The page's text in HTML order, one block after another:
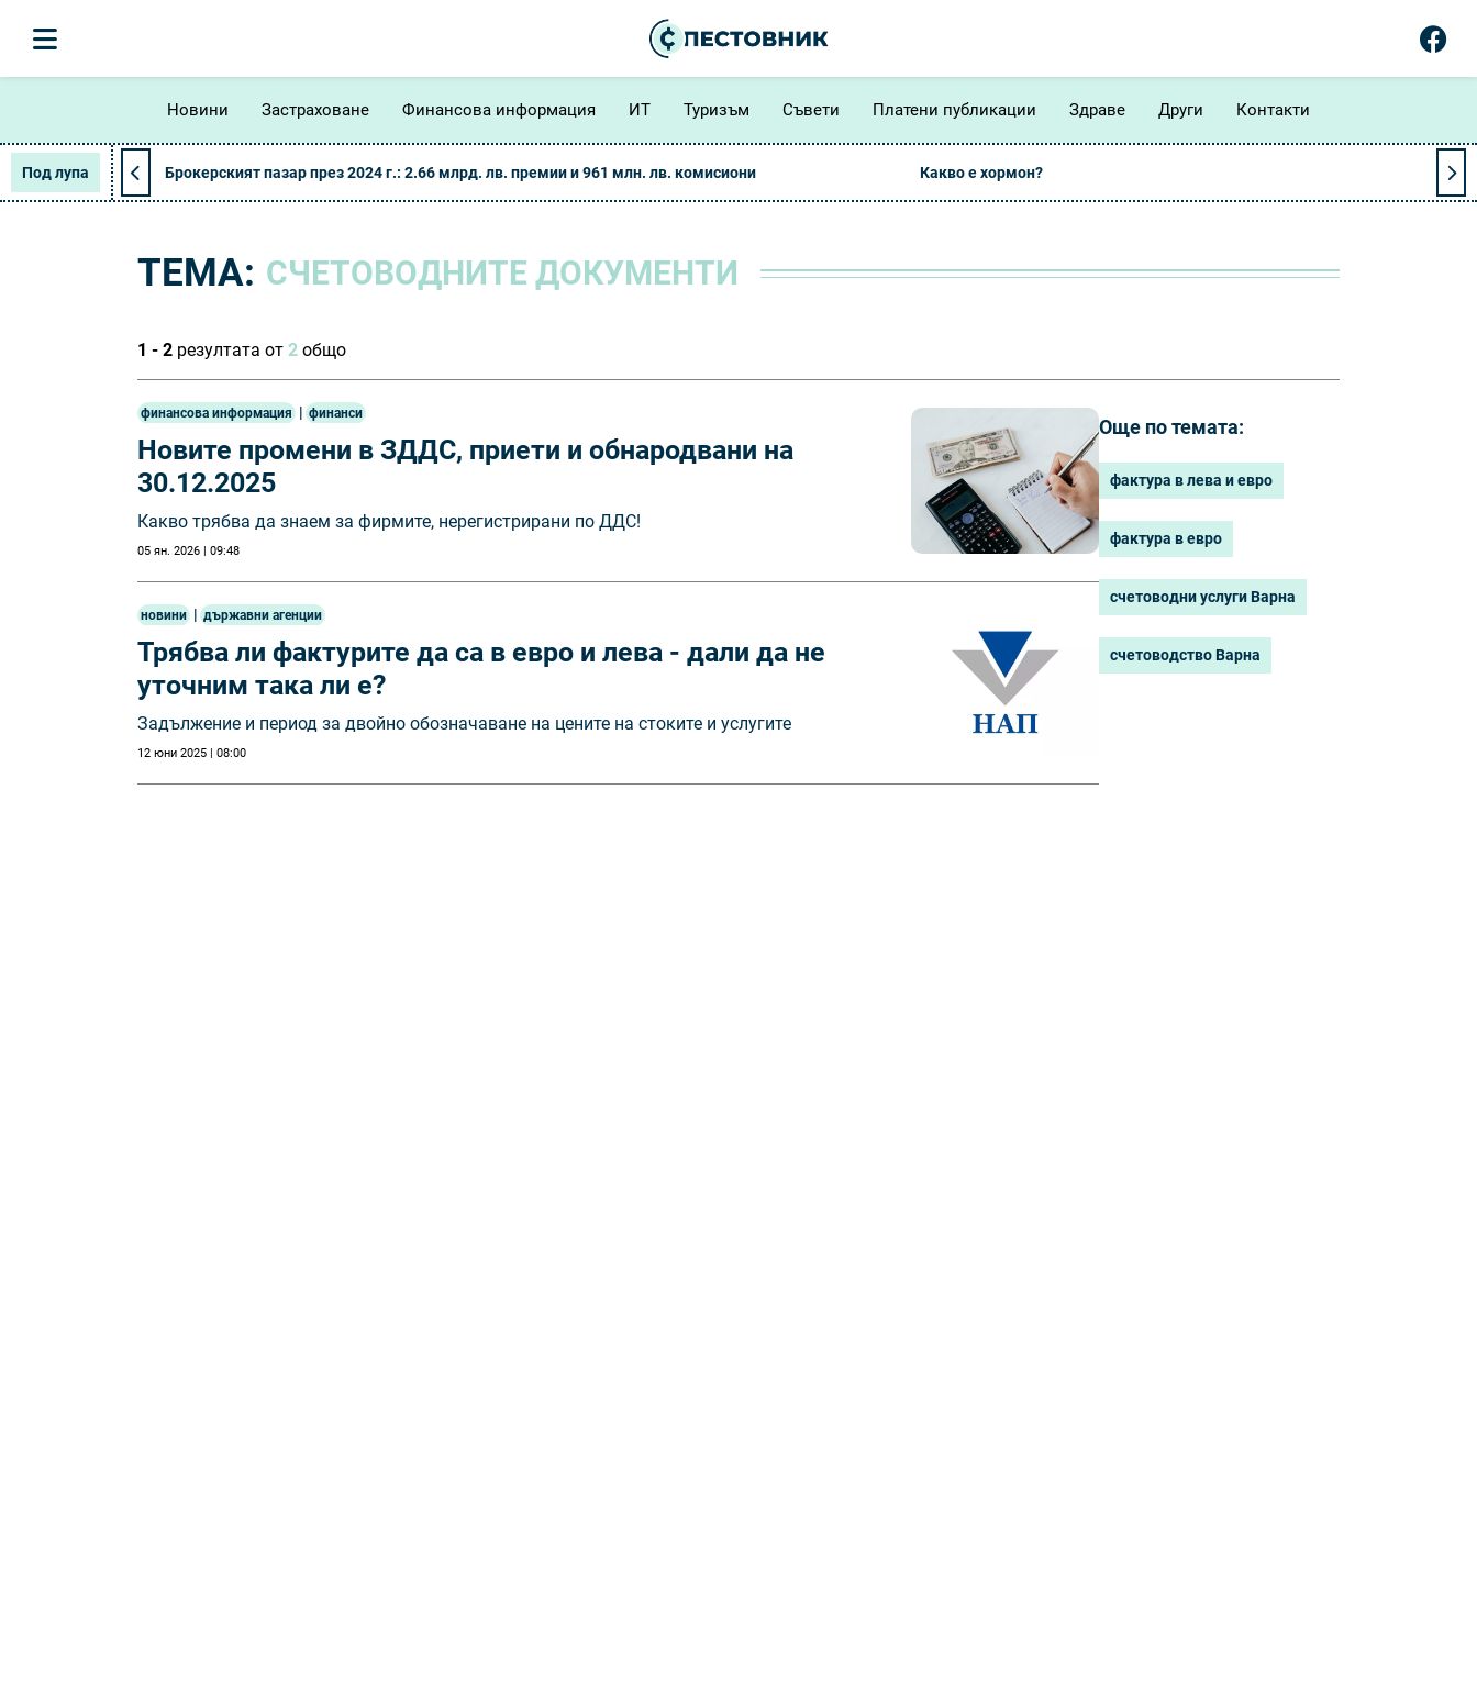
Новини Застраховане Финансова информация ИТ Туризъм Съвети Платени публикации Здраве Други Контакти
Под лупа Брокерският пазар през 2024 г.: 2.66 млрд. лв. премии и 961 млн. лв. комисиони Какво е хормон?
ТЕМА: СЧЕТОВОДНИТЕ ДОКУМЕНТИ
1 - 2 резултата от 2 общо
финансова информация | финанси
Новите промени в ЗДДС, приети и обнародвани на
30.12.2025
Какво трябва да знаем за фирмите, нерегистрирани по ДДС!
05 ян. 2026 | 09:48
новини | държавни агенции
Трябва ли фактурите да са в евро и лева - дали да не
уточним така ли е?
Задължение и период за двойно обозначаване на цените на стоките и услугите
12 юни 2025 | 08:00
Още по темата:
фактура в лева и евро
фактура в евро
счетоводни услуги Варна
счетоводство Варна